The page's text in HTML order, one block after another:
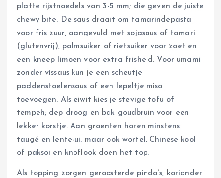
platte rijstnoedels van 3-5 mm; die geven de juiste
chewy bite. De saus draait om tamarindepasta
voor fris zuur, aangevuld met sojasaus of tamari
(glutenvrij), palmsuiker of rietsuiker voor zoet en
een kneep limoen voor extra frisheid. Voor umami
zonder vissaus kun je een scheutje
paddenstoelensaus of een lepeltje miso
toevoegen. Als eiwit kies je stevige tofu of
tempeh; dep droog en bak goudbruin voor een
lekker korstje. Aan groenten horen minstens
taugé en lente-ui, maar ook wortel, Chinese kool
of paksoi en knoflook doen het top.
Als topping zorgen geroosterde pinda’s, koriander